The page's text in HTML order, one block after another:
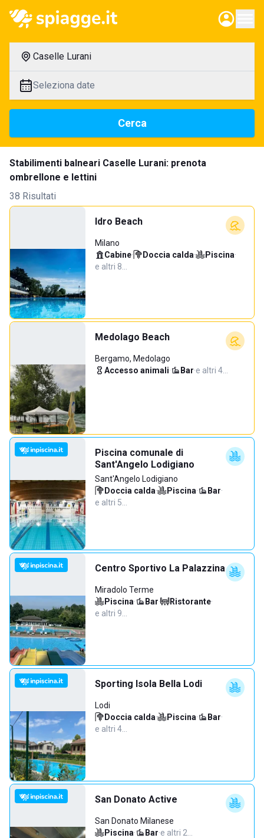
Caselle Lurani
Seleziona date
Cerca
Stabilimenti balneari Caselle Lurani: prenota
ombrellone e lettini
38 Risultati
Idro Beach
Milano
Cabine· Doccia calda· Piscina·
e altri 8…
Medolago Beach
Bergamo, Medolago
Accesso animali· Bar·e altri 4…
Piscina comunale di
Sant'Angelo Lodigiano
Sant'Angelo Lodigiano
Doccia calda· Piscina· Bar·
e altri 5…
Centro Sportivo La Palazzina
Miradolo Terme
Piscina· Bar· Ristorante·
e altri 9…
Sporting Isola Bella Lodi
Lodi
Doccia calda· Piscina· Bar·
e altri 4…
San Donato Active
San Donato Milanese
Piscina· Bar·e altri 2…